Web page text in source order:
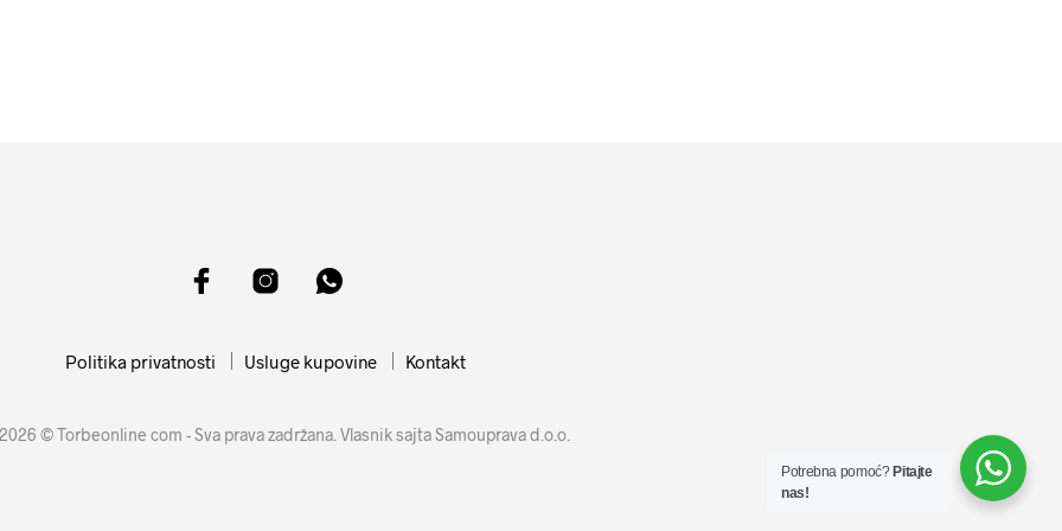
Politika privatnosti Usluge kupovine Kontakt
© Torbeonline com - Sva prava zadržana. Vlasnik sajta Samouprava d.o.o.
Potrebna pomoć? Pitajte
nas!